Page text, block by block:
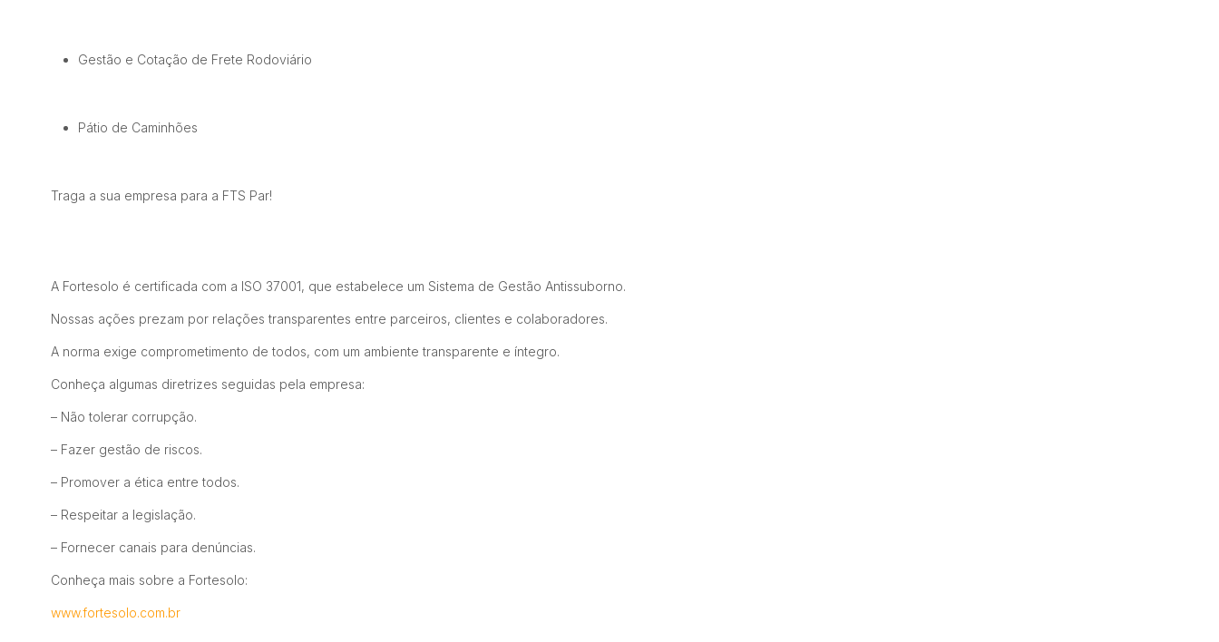
Gestão e Cotação de Frete Rodoviário
Pátio de Caminhões
Traga a sua empresa para a FTS Par!
A Fortesolo é certificada com a ISO 37001, que estabelece um Sistema de Gestão Antissuborno.
Nossas ações prezam por relações transparentes entre parceiros, clientes e colaboradores.
A norma exige comprometimento de todos, com um ambiente transparente e íntegro.
Conheça algumas diretrizes seguidas pela empresa:
– Não tolerar corrupção.
– Fazer gestão de riscos.
– Promover a ética entre todos.
– Respeitar a legislação.
– Fornecer canais para denúncias.
Conheça mais sobre a Fortesolo:
www.fortesolo.com.br